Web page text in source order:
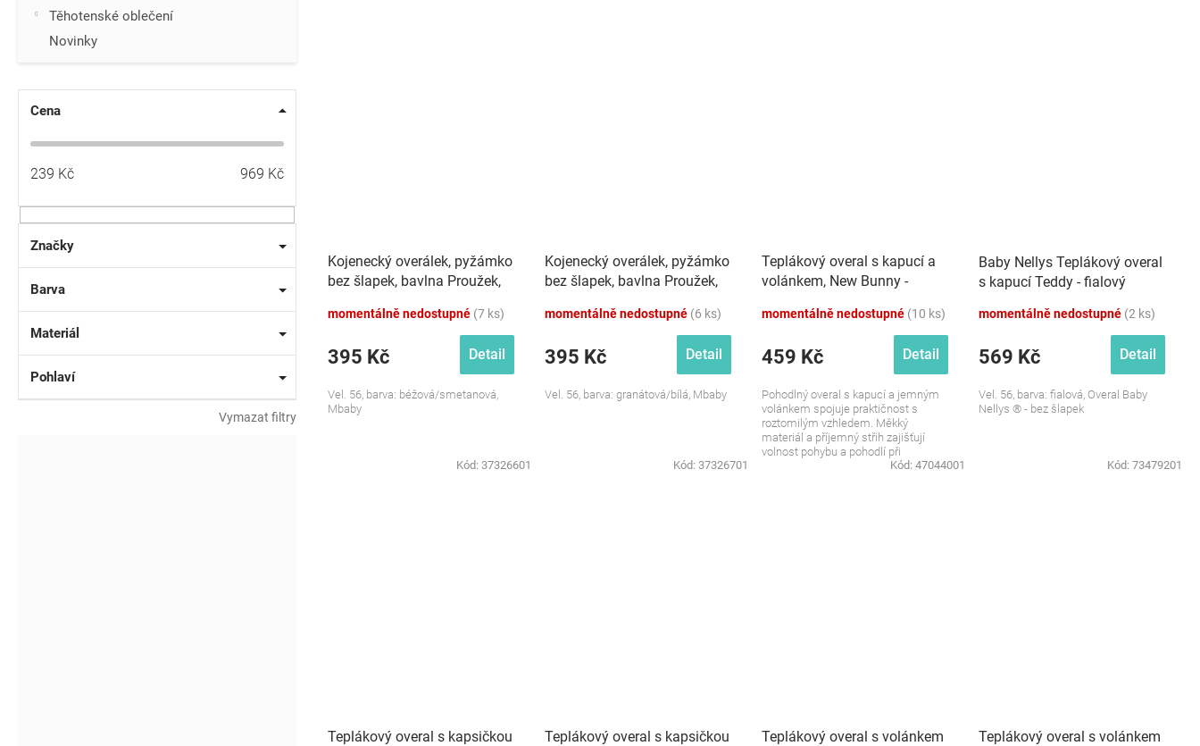
Těhotenské oblečení
Novinky
Cena
239 Kč 969 Kč
Značky
Barva
Materiál
Pohlaví
Vymazat filtry
Kojenecký overálek, pyžámko
bez šlapek, bavlna Proužek,
momentálně nedostupné (7 ks)
395 Kč Detail
Vel. 56, barva: béžová/smetanová,
Mbaby
Kód: 37326601
Kojenecký overálek, pyžámko
bez šlapek, bavlna Proužek,
momentálně nedostupné (6 ks)
395 Kč Detail
Vel. 56, barva: granátová/bílá, Mbaby
Kód: 37326701
Teplákový overal s kapucí a
volánkem, New Bunny -
momentálně nedostupné (10 ks)
459 Kč Detail
Pohodlný overal s kapucí a jemným
volánkem spojuje praktičnost s
roztomilým vzhledem. Měkký
materiál a příjemný střih zajišťují
volnost pohybu a pohodlí při
Kód: 47044001
Baby Nellys Teplákový overal
s kapucí Teddy - fialový
momentálně nedostupné (2 ks)
569 Kč Detail
Vel. 56, barva: fialová, Overal Baby
Nellys ® - bez šlapek
Kód: 73479201
Teplákový overal s kapsičkou
Teplákový overal s kapsičkou
Teplákový overal s volánkem
Teplákový overal s volánkem